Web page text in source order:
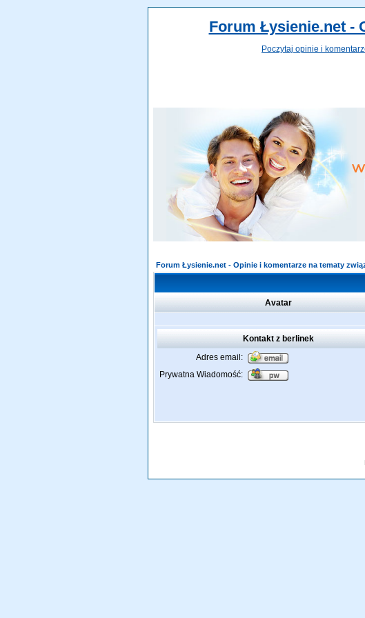
Forum Łysienie.net -
Poczytaj opinie i
Forum Łysienie.net - Opinie i komentarze na tematy
Avatar
Kontakt z berlinek
Adres email:
Prywatna Wiadomość: